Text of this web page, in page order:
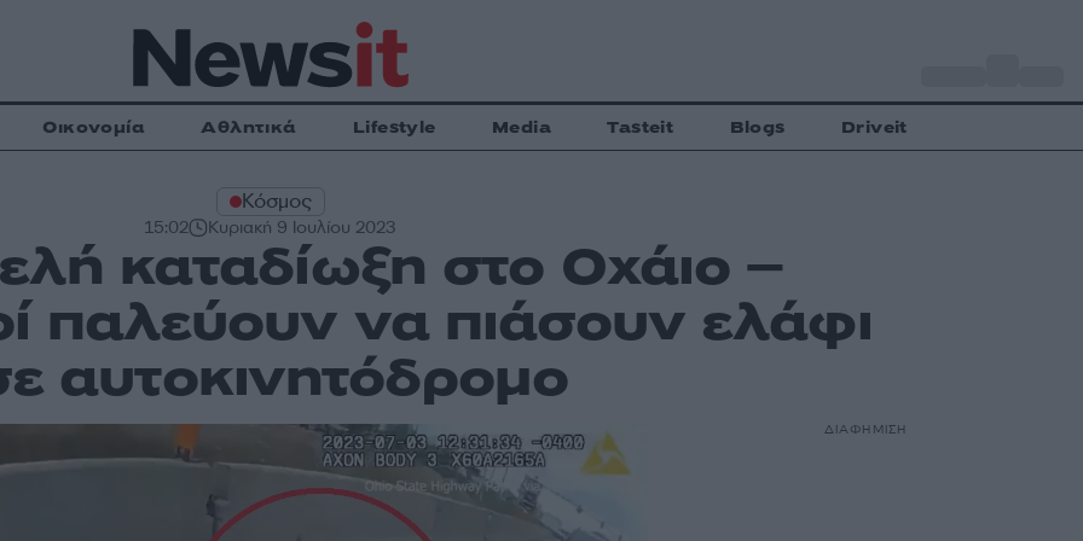
Οικονομία Αθλητικά Lifestyle Media Tasteit Blogs Driveit
Κόσμος
15:02 Κυριακή 9 Ιουλίου 2023
καταδίωξη στο Οχάιο –
παλεύουν να πιάσουν ελάφι
αυτοκινητόδρομο
ΔΙΑΦΗΜΙΣΗ